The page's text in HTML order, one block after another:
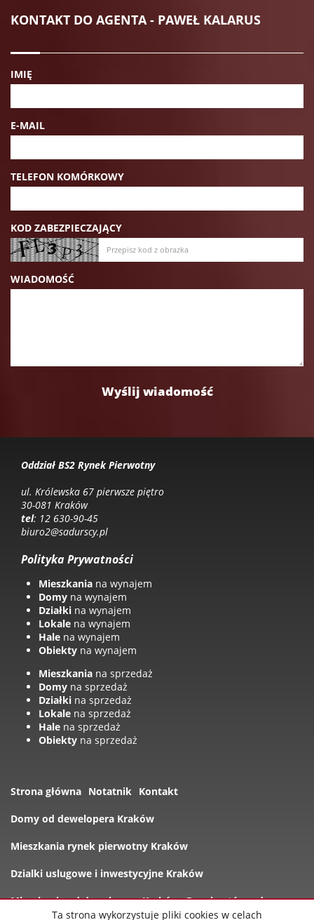
KONTAKT DO AGENTA - PAWEŁ KALARUS
IMIĘ
E-MAIL
TELEFON KOMÓRKOWY
KOD ZABEZPIECZAJĄCY
WIADOMOŚĆ
Oddział BS2 Rynek Pierwotny
ul. Królewska 67 pierwsze piętro
30-081 Kraków
tel: 12 630-90-45
biuro2@sadurscy.pl
Polityka Prywatności
Mieszkania na wynajem
Domy na wynajem
Działki na wynajem
Lokale na wynajem
Hale na wynajem
Obiekty na wynajem
Mieszkania na sprzedaż
Domy na sprzedaż
Działki na sprzedaż
Lokale na sprzedaż
Hale na sprzedaż
Obiekty na sprzedaż
Strona główna Notatnik Kontakt
Domy od dewelopera Kraków
Mieszkania rynek pierwotny Kraków
Dzialki uslugowe i inwestycyjne Kraków
Mieszkania od dewelopera Kraków Rynek wtórny domy
Ta strona wykorzystuje pliki cookies w celach